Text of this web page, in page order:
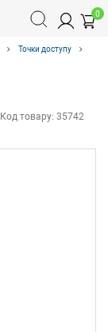
0
Точки доступу
Код товару: 35742